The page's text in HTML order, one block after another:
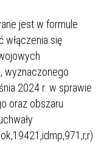
jest w formule
włączenia się
wyznaczonego
2024 r. w sprawie
oraz obszaru